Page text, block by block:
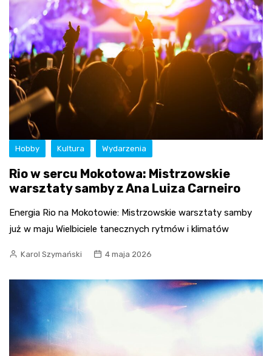
Hobby Kultura Wydarzenia
Rio w sercu Mokotowa: Mistrzowskie
warsztaty samby z Ana Luiza Carneiro
Energia Rio na Mokotowie: Mistrzowskie warsztaty samby
już w maju Wielbiciele tanecznych rytmów i klimatów
Karol Szymański 4 maja 2026